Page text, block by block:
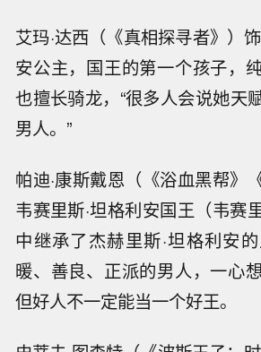
艾玛·达西（《真相探寻者》）
安公主，国王的第一个孩子，
也擅长骑龙，“很多人会说她天
男人。”
帕迪·康斯戴恩（《浴血黑帮》
韦赛里斯·坦格利安国王（韦赛
中继承了杰赫里斯·坦格利安
暖、善良、正派的男人，一心
但好人不一定能当一个好王。